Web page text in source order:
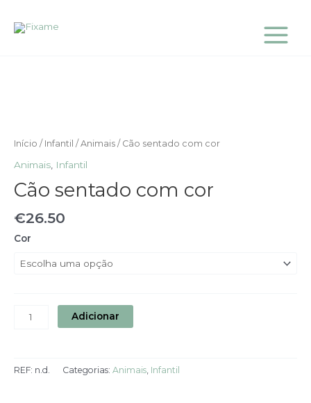
Menu
Início / Infantil / Animais / Cão sentado com cor
Animais Infantil
Cão sentado com cor
€26.50
Cor
cor
Adicionar
REF: n.d. Categorias: Animais, Infantil